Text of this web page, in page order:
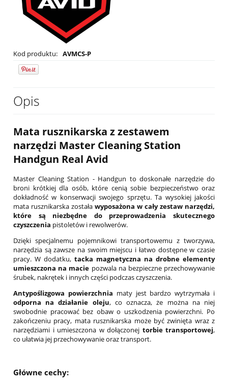
Kod produktu: AVMCS-P
Opis
Mata rusznikarska z zestawem
narzędzi Master Cleaning Station
Handgun Real Avid
Master Cleaning Station - Handgun to doskonałe narzędzie do
broni krótkiej dla osób, które cenią sobie bezpieczeństwo oraz
dokładność w konserwacji swojego sprzętu. Ta wysokiej jakości
mata rusznikarska została wyposażona w cały zestaw narzędzi,
które są niezbędne do przeprowadzenia skutecznego
czyszczenia pistoletów i rewolwerów.
Dzięki specjalnemu pojemnikowi transportowemu z tworzywa,
narzędzia są zawsze na swoim miejscu i łatwo dostępne w czasie
pracy. W dodatku, tacka magnetyczna na drobne elementy
umieszczona na macie pozwala na bezpieczne przechowywanie
śrubek, nakrętek i innych części podczas czyszczenia.
Antypoślizgowa powierzchnia maty jest bardzo wytrzymała i
odporna na działanie oleju, co oznacza, że można na niej
swobodnie pracować bez obaw o uszkodzenia powierzchni. Po
zakończeniu pracy, mata rusznikarska może być zwinięta wraz z
narzędziami i umieszczona w dołączonej torbie transportowej,
co ułatwia jej przechowywanie oraz transport.
Główne cechy: